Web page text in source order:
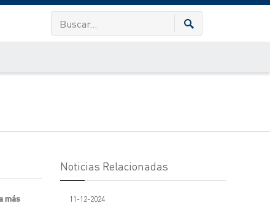
más
Noticias Relacionadas
11-12-2024